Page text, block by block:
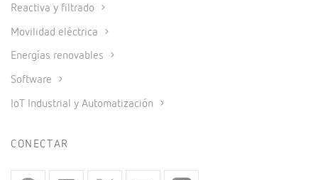
Reactiva y filtrado
Movilidad eléctrica
Energías renovables
Software
IoT Industrial y Automatización
CONECTAR